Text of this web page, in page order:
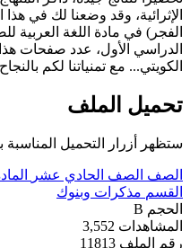
الإثرائية، وقد وضعنا لك في هذا
الفجر) في مادة اللغة
الكويتي... مع تمنياتنا لكم
تحميل الملف
ستظهر أزرار التحميل المناسبة
الصف الصف الحادي عشر
القسم مذكرات وبنوك
الحجم B
المشاهدات 3,552
رقم الملف 11813